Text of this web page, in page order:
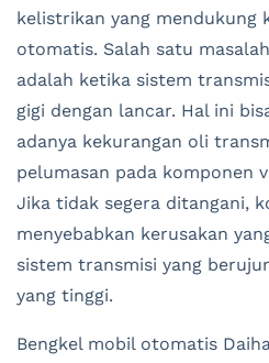
kelistrikan yang mendukung
otomatis. Salah satu
adalah ketika sistem
gigi dengan lancar. Hal ini
adanya kekurangan oli
pelumasan pada komponen
Jika tidak segera ditangani,
menyebabkan kerusakan
sistem transmisi yang
yang tinggi.
Bengkel mobil otomatis